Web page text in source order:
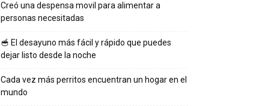
Creó una despensa movil para alimentar a
personas necesitadas
🥣 El desayuno más fácil y rápido que puedes
dejar listo desde la noche
Cada vez más perritos encuentran un hogar en el
mundo